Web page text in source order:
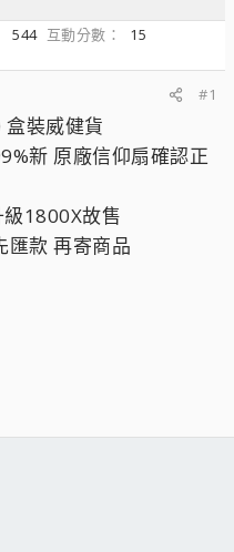
544 互動分數
15
#1
裝威健貨
新 原廠信仰扇確認正
1800X故售
匯款 再寄商品